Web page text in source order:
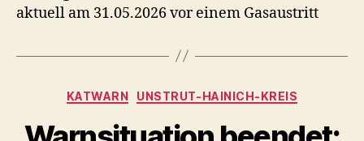
aktuell am 31.05.2026 vor einem Gasaustritt
Kategorien
KATWARN UNSTRUT-HAINICH-KREIS